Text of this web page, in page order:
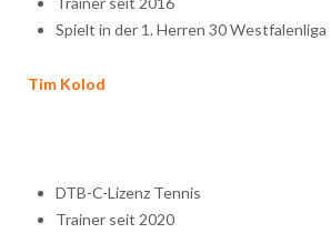
Spielt in der 1. Herren 30 Westfalenliga
Tim Kolod
DTB-C-Lizenz Tennis
Trainer seit 2020